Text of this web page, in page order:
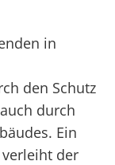
in
den Schutz
durch
Ein
der